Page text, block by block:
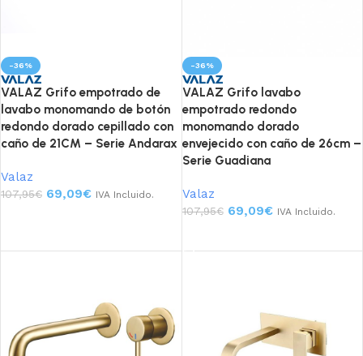
-36%
VALAZ Grifo empotrado de
lavabo monomando de botón
redondo dorado cepillado con
caño de 21CM – Serie Andarax
Valaz
107,95€ 69,09€ IVA Incluido.
-36%
VALAZ Grifo lavabo
empotrado redondo
monomando dorado
envejecido con caño de 26cm –
Serie Guadiana
Valaz
107,95€ 69,09€ IVA Incluido.